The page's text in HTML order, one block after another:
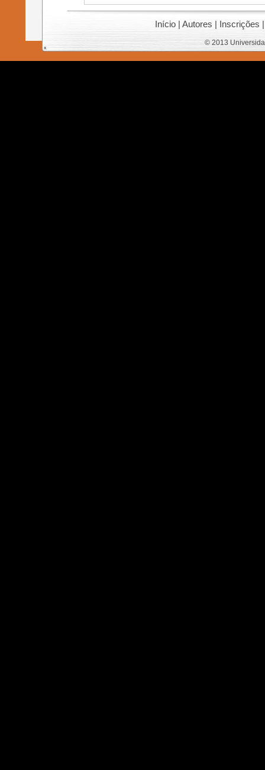
Início | Autores | Inscrições
© 2013